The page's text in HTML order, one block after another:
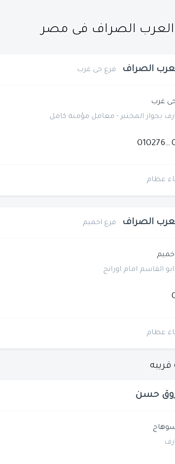
العرب الصراف فى مصر
الصراف فرع حى غرب
غرب
بجوار المختبر - معامل مؤمنة كامل
01027641551
عظام
الصراف فرع اخميم
القاسم امام اورانج
عظام
حسن